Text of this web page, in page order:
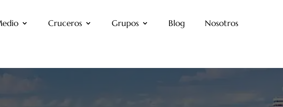
Cruceros Grupos Blog Nosotros